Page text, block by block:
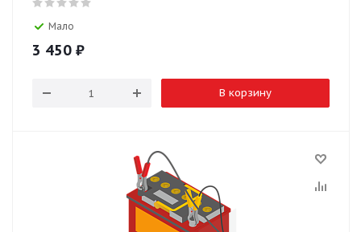
Мало
3 450 ₽
В корзину